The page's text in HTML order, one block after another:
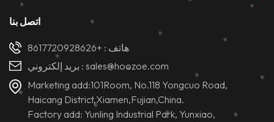
اتصل بنا
هاتف : +8617720928626
بريد إلكتروني :sales@hoozoe.com
Marketing add:101Room, No.118 Yongcuo Road,
Haicang District,Xiamen,Fujian,China.
Factory add: Yunling Industrial Park, Yunxiao,